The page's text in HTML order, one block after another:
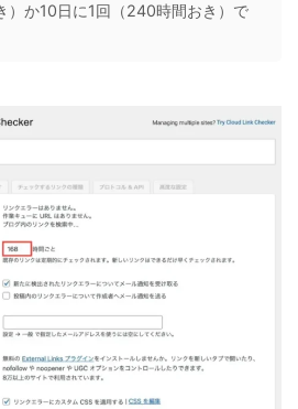
）か10日に1回（240時間おき）で